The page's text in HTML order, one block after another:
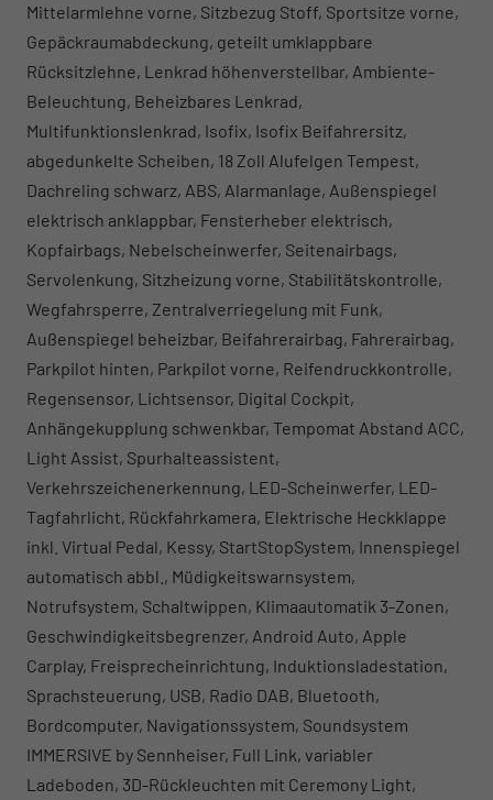
Mittelarmlehne vorne, Sitzbezug Stoff, Sportsitze vorne,
Gepäckraumabdeckung, geteilt umklappbare
Rücksitzlehne, Lenkrad höhenverstellbar, Ambiente-
Beleuchtung, Beheizbares Lenkrad,
Multifunktionslenkrad, Isofix, Isofix Beifahrersitz,
abgedunkelte Scheiben, 18 Zoll Alufelgen Tempest,
Dachreling schwarz, ABS, Alarmanlage, Außenspiegel
elektrisch anklappbar, Fensterheber elektrisch,
Kopfairbags, Nebelscheinwerfer, Seitenairbags,
Servolenkung, Sitzheizung vorne, Stabilitätskontrolle,
Wegfahrsperre, Zentralverriegelung mit Funk,
Außenspiegel beheizbar, Beifahrerairbag, Fahrerairbag,
Parkpilot hinten, Parkpilot vorne, Reifendruckkontrolle,
Regensensor, Lichtsensor, Digital Cockpit,
Anhängekupplung schwenkbar, Tempomat Abstand ACC,
Light Assist, Spurhalteassistent,
Verkehrszeichenerkennung, LED-Scheinwerfer, LED-
Tagfahrlicht, Rückfahrkamera, Elektrische Heckklappe
inkl. Virtual Pedal, Kessy, StartStopSystem, Innenspiegel
automatisch abbl., Müdigkeitswarnsystem,
Notrufsystem, Schaltwippen, Klimaautomatik 3-Zonen,
Geschwindigkeitsbegrenzer, Android Auto, Apple
Carplay, Freisprecheinrichtung, Induktionsladestation,
Sprachsteuerung, USB, Radio DAB, Bluetooth,
Bordcomputer, Navigationssystem, Soundsystem
IMMERSIVE by Sennheiser, Full Link, variabler
Ladeboden, 3D-Rückleuchten mit Ceremony Light,